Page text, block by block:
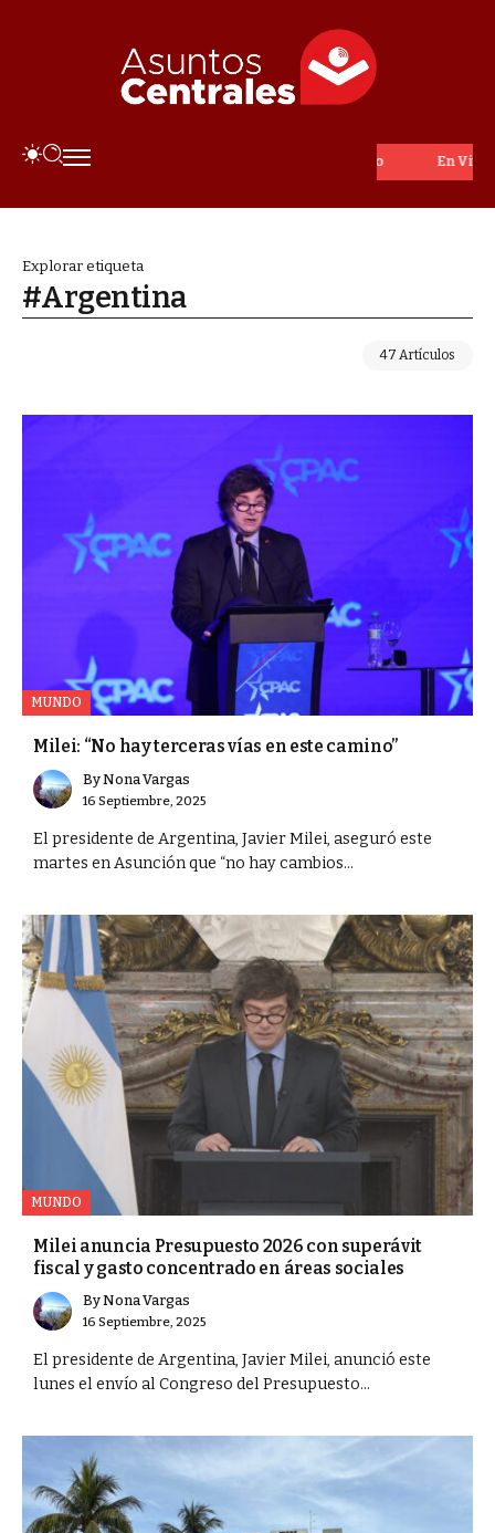
En Vivo
Explorar etiqueta
#Argentina
47 Artículos
MUNDO
Milei: “No hay terceras vías en este camino”
ByNona Vargas
16 Septiembre, 2025
El presidente de Argentina, Javier Milei, aseguró este
martes en Asunción que “no hay cambios...
MUNDO
Milei anuncia Presupuesto 2026 con superávit
fiscal y gasto concentrado en áreas sociales
ByNona Vargas
16 Septiembre, 2025
El presidente de Argentina, Javier Milei, anunció este
lunes el envío al Congreso del Presupuesto...